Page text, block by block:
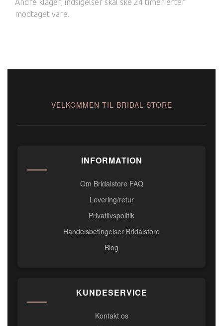
Andre klager, indsigelser skal ske 24 timer efter
modtaget vare.
VELKOMMEN TIL BRIDAL STORE
INFORMATION
Om Bridalstore FAQ
Levering/retur
Privatlivspolitik
Handelsbetingelser Bridalstore
Blog
KUNDESERVICE
Kontakt os